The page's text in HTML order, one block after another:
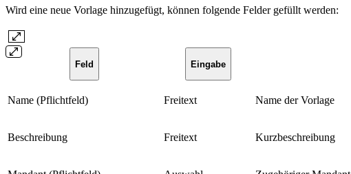
Wird eine neue Vorlage hinzugefügt, können folgende Felder gefüllt werden:
Feld Eingabe
Name (Pflichtfeld) Freitext Name der Vorlage
Beschreibung Freitext Kurzbeschreibung